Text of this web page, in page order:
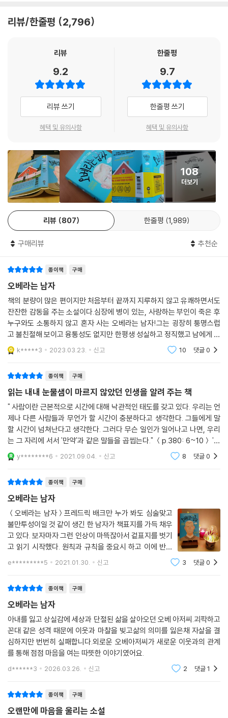
식 웃음이 피어 오르는데, 오베의 지적질은 끝날 줄을 모르니 도무지 웃음
리 터무니없는 것은 아니라는 생각도 드는 것이다. 돈으로 사는 것 외에 아
세상 모든 것에 까칠한 이 남자도 존중하는 것이 있으니 바로 ‘아내의 잔소
리’다. 주변 모든 사람들에게 버럭버럭 화를 내는 오베의 모습에 웃음이 나
오다가도, 아내에 대한 오베의 모습은 코끝, 가슴 끝을 찡하게 만든다. 마지
막 페이지를 넘기고 나서는 따뜻해진 마음을 어찌할 줄 몰라 옆 사람에게
란 힘든 일이다. 우리에게 감동을 주는 아내를 향한 사랑 역시 현대적이기
보다는 고전적인 순애보의 형태다. 이 역시 (EVO를 뒤집은) ‘OVE’스러운
감동이다.
그래서 ‘오베라는 남자’의 인기에는 ‘지나간 시대’에 호응하는 우리 안의 무
엇이 연관되어 있는 게 아닐까 생각하게 된다. 물론 이 옛스럽게 설정된 캐
릭터의 매력에 우리가 이토록 빠져든다고 해서 지금보다 과거가 더 매력적
이라는 의미는 아닐 것이다. 다만 세상이 흘러가고 우리가 거기에 발을 맞
론 굉장히 아름다울 수도 있다는 것을 오베가 상기해주는 것은 아닐까? 그
렇다면 앞에서 미래를 찾을 것만은 아니고, 뒤에서 미래를 ‘발견’할 수도 있
하는 시대에 대한 아련함을 담은 『오베라는 남자』가 될 수도 있을 것이다.
칠 동안 짜증을 내더라고요.” 소냐는 그렇게 말하곤 했다. 그게 오베가 무
엇보다 그리워하는 것이다. 모든 것이 늘 같은 것. 오베는 사람들은 제 역할
이 필요하다고 믿었다. 그는 언제나 제 역할을 했다. 누구도 그에게서 그걸
빼앗아갈 수 없었다.
사람이란 근본적으로 시간에 대해 낙관적인 태도를 갖고 있다. 우리는 언
할 시간이 넘쳐난다고 생각한다. 그러다 무슨 일인가가 일어나고 나면, 우
리는 그 자리에 서서 ‘만약’과 같은 말들을 곱씹는다.
--- p.360
자기가 틀렸다는 사실을 인정하기란 어렵다. 특히나 무척 오랫동안 틀린
채로 살아왔을 때는.
--- p.410
이렇게 된 상황에 반년 전 떠난 아내의 빈자리가 유난히 크다. 하지만 아내
면 세상은 어떻게 돌아가겠는가? 그렇기에 오베는 단 한 번도 결근하지 않
리도 없다. 살아가야 할 이유를 찾지 못한 오베는 다짐한다. 아내 뒤를 따라
가기로. 튼튼한 고리와 밧줄도 준비해 두었다. 그런데 어떤 성가신 가족이
이사를 와서 그를 방해한다. 오베가 딱 싫어하는 타입의 인간들이다. 트레
일러도 후진 못 시키는 멍청한 남자와 만삭의 임신부, 그리고 되바라진 꼬
맹이들까지 아주 엉망진창이다. 게다가 이웃이랍시고 자꾸 오베 인생에 참
는 거냐고!
“함께 살아간다는 건,
아무도 모르게 매일 일어나는 기적이었다!”
‘사람’을 살아가게 하는 힘은, 결국 ‘사람’
한 사람의 인생이 끝나기도 전에 그 사람이 구식이 되어버리는 세상과 키
못하는 바보 같은 사람들을 도저히 이해할 수 없어 외톨이가 되기를 자처
못해 마을의 해결사 노릇을 하게 된다. 소설은 모든 일에는 정도가 필요하
다고 믿으며 질서에서 벗어나는 건 참을 수 없는 융통성 제로인 지독한 원
칙주의자가 이웃들을 통해 점차 변화해 가는 모습을 감동적으로 그려낸다.
나와는 너무 다르다고 생각했던 타인과 가까워지고 우정을 나누게 되는 과
정은 고립과 소외, 무관심의 시대를 지나고 있는 우리에게 큰 울림으로 다
가온다.
저자 프레드릭 배크만은 이번 리커버판을 통해 “서로 다른 인간과 함께 살
겁다”는 메시지를 전했다. 이 책은 온기가 필요한 이들에겐 따뜻한 위로를,
일상에 지친 이들에겐 편안한 웃음을, 삶의 방향성을 잃어버린 이들에겐
이정표가 되어줄 것이다. 무엇보다 사회가 각박하고 삭막할지라도 우리는
관계 안에서 함께 울고 웃어야 함을, 사람을 살아가게 하는 힘은 결국 사람
임을 깨닫게 한다.
리뷰/한줄평 2,796
리뷰
9.2
리뷰 쓰기
혜택 및 유의사항
한줄평
9.7
한줄평 쓰기
혜택 및 유의사항
108
더보기
리뷰 807 한줄평 1,989
구매리뷰 추천순
종이책 구매
오베라는 남자
책의 분량이 많은 편이지만 처음부터 끝까지 지루하지 않고 유쾌하면서도
잔잔한 감동을 주는 소설이다.심장에 병이 있는, 사랑하는 부인이 죽은 후
누구와도 소통하지 않고 혼자 사는 오베라는 남자!그는 굉장히 퉁명스럽
고 불친절해 보이고 융통성도 없지만 한평생 성실하고 정직했고 남에게 피
해를 주지 않는 삶을 살아왔다. 부인을 따라 가기로 결심하고 여러 방법으
로 자살을 시도하
k*****3 2023.03.23. 신고 10 댓글0
종이책 구매
읽는 내내 눈물샘이 마르지 않았던 인생을 알려 주는 책
" 사람이란 근본적으로 시간에 대해 낙관적인 태도를 갖고 있다. 우리는 언
제나 다른 사람들과 무언가 할 시간이 충분하다고 생각한다. 그들에게 말
할 시간이 넘쳐난다고 생각한다. 그러다 무슨 일인가 일어나고 나면, 우리
는 그 자리에 서서 '만약'과 같은 말들을 곱씹는다." ＜p.380: 6~10＞ '오
베라는 남자'에 나오는 구절이다. 우리가 인생에 있어서 돌이킬수 없는 실
수를 그리고 때
y********6 2021.09.04. 신고 8 댓글0
종이책 구매
오베라는 남자
＜오베라는 남자＞프레드릭 배크만 누가 봐도 심술맞고
불만투성이일 것 같이 생긴 한 남자가 책표지를 가득 채우
고 있다. 보자마자 그런 인상이 마뜩잖아서 겉표지를 벗기
고 읽기 시작했다. 원칙과 규칙을 중요시 하고 이에 반하
는 행동을 하는 이들 앞에서 주머니에 주먹을 찔러 넣고는
e*********5 2021.01.30. 신고 3 댓글0
종이책 구매
오베라는 남자
아내를 잃고 상실감에 세상과 단절된 삶을 살아오던 오베 아저씨.괴팍하고
꼰대 같은 성격 때문에 이웃과 마찰을 빚고삶의 의미를 잃은채 자살을 결
심하지만 번번히 실패합니다.외로운 오베아저씨가 새로운 이웃과의 관계
를 통해 점점 마음을 여는 따뜻한 이야기였어요.
d******3 2026.03.26. 신고 2 댓글1
종이책 구매
오랜만에 마음을 울리는 소설